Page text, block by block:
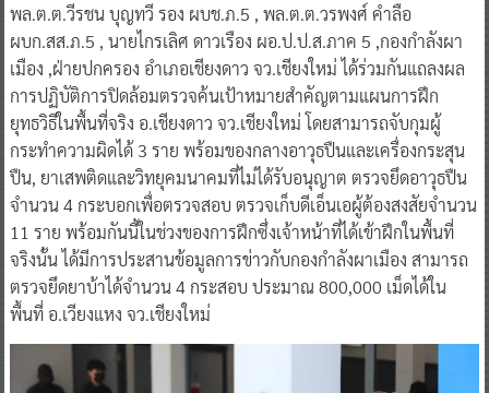
พล.ต.ต.วีรชน บุญทวี รอง ผบช.ภ.5 , พล.ต.ต.วรพงศ์ คำลือ
ผบก.สส.ภ.5 , นายไกรเลิศ ดาวเรือง ผอ.ป.ป.ส.ภาค 5 ,กองกำลังผา
เมือง ,ฝ่ายปกครอง อำเภอเชียงดาว จว.เชียงใหม่ ได้ร่วมกันแถลงผล
การปฏิบัติการปิดล้อมตรวจค้นเป้าหมายสำคัญตามแผนการฝึก
ยุทธวิธีในพื้นที่จริง อ.เชียงดาว จว.เชียงใหม่ โดยสามารถจับกุมผู้
กระทำความผิดได้ 3 ราย พร้อมของกลางอาวุธปืนและเครื่องกระสุน
ปืน, ยาเสพติดและวิทยุคมนาคมที่ไม่ได้รับอนุญาต ตรวจยึดอาวุธปืน
จำนวน 4 กระบอกเพื่อตรวจสอบ ตรวจเก็บดีเอ็นเอผู้ต้องสงสัยจำนวน
11 ราย พร้อมกันนี้ในช่วงของการฝึกซึ่งเจ้าหน้าที่ได้เข้าฝึกในพื้นที่
จริงนั้น ได้มีการประสานข้อมูลการข่าวกับกองกำลังผาเมือง สามารถ
ตรวจยึดยาบ้าได้จำนวน 4 กระสอบ ประมาณ 800,000 เม็ดได้ใน
พื้นที่ อ.เวียงแหง จว.เชียงใหม่